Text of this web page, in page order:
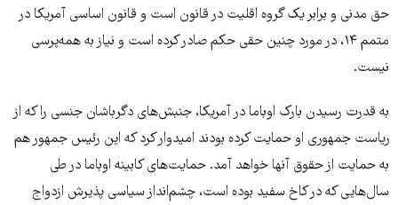
حق مدنی و برابر یک گروه اقلیت در قانون است و قانون اساسی آمریکا در
متمم ۱۴، در مورد چنین حقی حکم صادر کرده است و نیاز به همه‌پرسی
نیست.
به قدرت رسیدن بارک اوباما در آمریکا، جنبش‌های دگرباشان جنسی را که از
ریاست جمهوری او حمایت کرده بودند امیدوار کرد که این رئیس جمهور هم
به حمایت از حقوق آنها خواهد آمد. حمایت‌های کابینه اوباما در طی
سال‌هایی که در کاخ سفید بوده است، چشم‌انداز سیاسی پذیرش ازدواج